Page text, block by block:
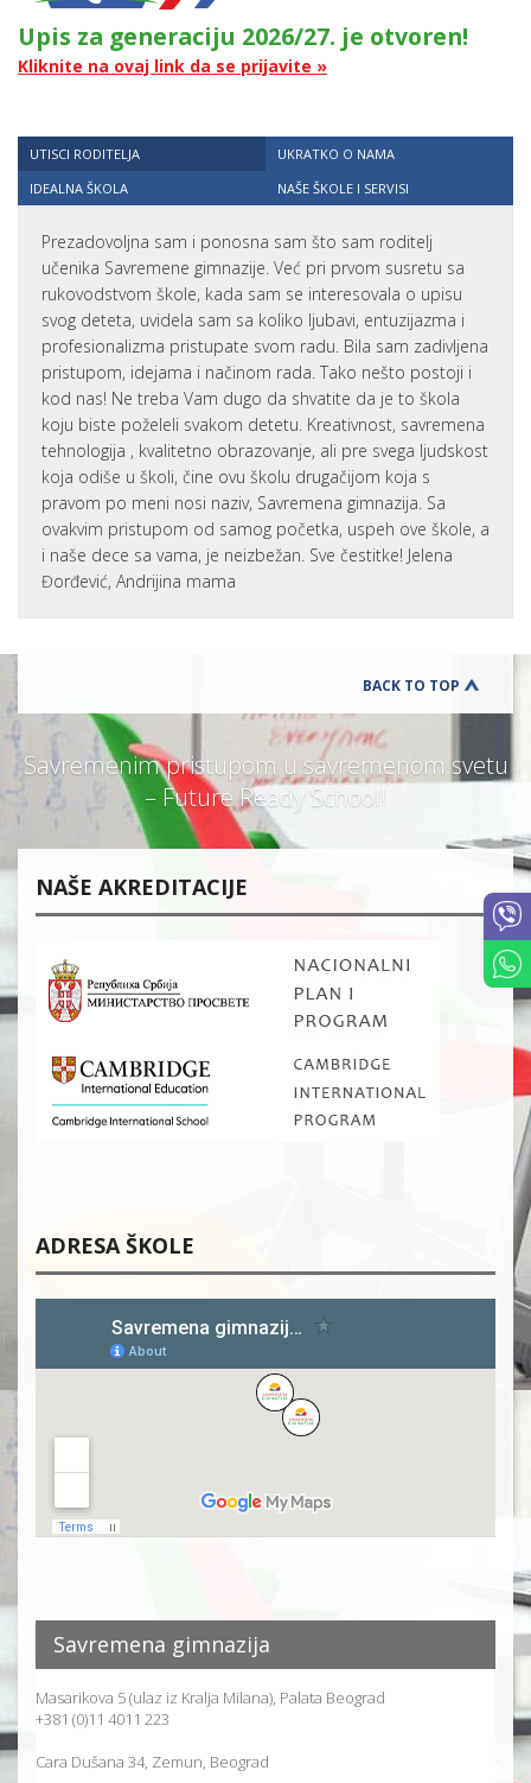
Upis za generaciju 2026/27. je otvoren!
Kliknite na ovaj link da se prijavite »
UTISCI RODITELJA
UKRATKO O NAMA
IDEALNA ŠKOLA
NAŠE ŠKOLE I SERVISI
Prezadovoljna sam i ponosna sam što sam roditelj
učenika Savremene gimnazije. Već pri prvom susretu sa
rukovodstvom škole, kada sam se interesovala o upisu
svog deteta, uvidela sam sa koliko ljubavi, entuzijazma i
profesionalizma pristupate svom radu. Bila sam zadivljena
pristupom, idejama i načinom rada. Tako nešto postoji i
kod nas! Ne treba Vam dugo da shvatite da je to škola
koju biste poželeli svakom detetu. Kreativnost, savremena
tehnologija , kvalitetno obrazovanje, ali pre svega ljudskost
koja odiše u školi, čine ovu školu drugačijom koja s
pravom po meni nosi naziv, Savremena gimnazija. Sa
ovakvim pristupom od samog početka, uspeh ove škole, a
i naše dece sa vama, je neizbežan. Sve čestitke! Jelena
Đorđević, Andrijina mama
BACK TO TOP
Savremenim pristupom u savremenom svetu
– Future Ready School!
NAŠE AKREDITACIJE
ADRESA ŠKOLE
Savremena gimnazija
Masarikova 5 (ulaz iz Kralja Milana), Palata Beograd
+381 (0)11 4011 223
Cara Dušana 34, Zemun, Beograd